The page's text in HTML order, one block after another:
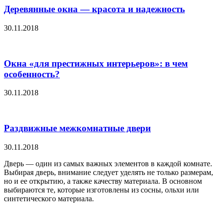
Деревянные окна — красота и надежность
30.11.2018
Окна «для престижных интерьеров»: в чем
особенность?
30.11.2018
Раздвижные межкомнатные двери
30.11.2018
Дверь — один из самых важных элементов в каждой комнате.
Выбирая дверь, внимание следует уделять не только размерам,
но и ее открытию, а также качеству материала. В основном
выбираются те, которые изготовлены из сосны, ольхи или
синтетического материала.